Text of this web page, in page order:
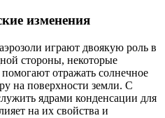
изменения
играют двоякую роль в
стороны, некоторые
отражать солнечное
на поверхности земли. С
ядрами конденсации для
на их свойства и